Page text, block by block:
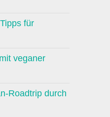
für
veganer
Roadtrip durch